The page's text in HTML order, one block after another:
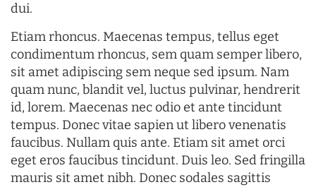
dui.
Etiam rhoncus. Maecenas tempus, tellus eget
condimentum rhoncus, sem quam semper libero,
sit amet adipiscing sem neque sed ipsum. Nam
quam nunc, blandit vel, luctus pulvinar, hendrerit
id, lorem. Maecenas nec odio et ante tincidunt
tempus. Donec vitae sapien ut libero venenatis
faucibus. Nullam quis ante. Etiam sit amet orci
eget eros faucibus tincidunt. Duis leo. Sed fringilla
mauris sit amet nibh. Donec sodales sagittis